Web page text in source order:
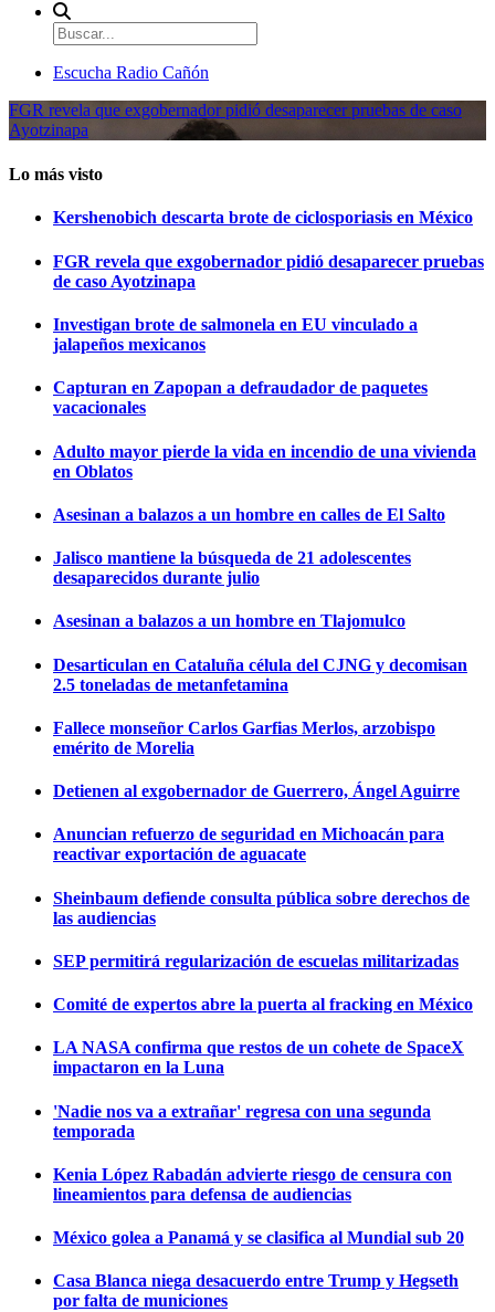
Escucha Radio Cañón
FGR revela que exgobernador pidió desaparecer pruebas de caso
Ayotzinapa
Lo más visto
Kershenobich descarta brote de ciclosporiasis en México
FGR revela que exgobernador pidió desaparecer pruebas
de caso Ayotzinapa
Investigan brote de salmonela en EU vinculado a
jalapeños mexicanos
Capturan en Zapopan a defraudador de paquetes
vacacionales
Adulto mayor pierde la vida en incendio de una vivienda
en Oblatos
Asesinan a balazos a un hombre en calles de El Salto
Jalisco mantiene la búsqueda de 21 adolescentes
desaparecidos durante julio
Asesinan a balazos a un hombre en Tlajomulco
Desarticulan en Cataluña célula del CJNG y decomisan
2.5 toneladas de metanfetamina
Fallece monseñor Carlos Garfias Merlos, arzobispo
emérito de Morelia
Detienen al exgobernador de Guerrero, Ángel Aguirre
Anuncian refuerzo de seguridad en Michoacán para
reactivar exportación de aguacate
Sheinbaum defiende consulta pública sobre derechos de
las audiencias
SEP permitirá regularización de escuelas militarizadas
Comité de expertos abre la puerta al fracking en México
LA NASA confirma que restos de un cohete de SpaceX
impactaron en la Luna
'Nadie nos va a extrañar' regresa con una segunda
temporada
Kenia López Rabadán advierte riesgo de censura con
lineamientos para defensa de audiencias
México golea a Panamá y se clasifica al Mundial sub 20
Casa Blanca niega desacuerdo entre Trump y Hegseth
por falta de municiones